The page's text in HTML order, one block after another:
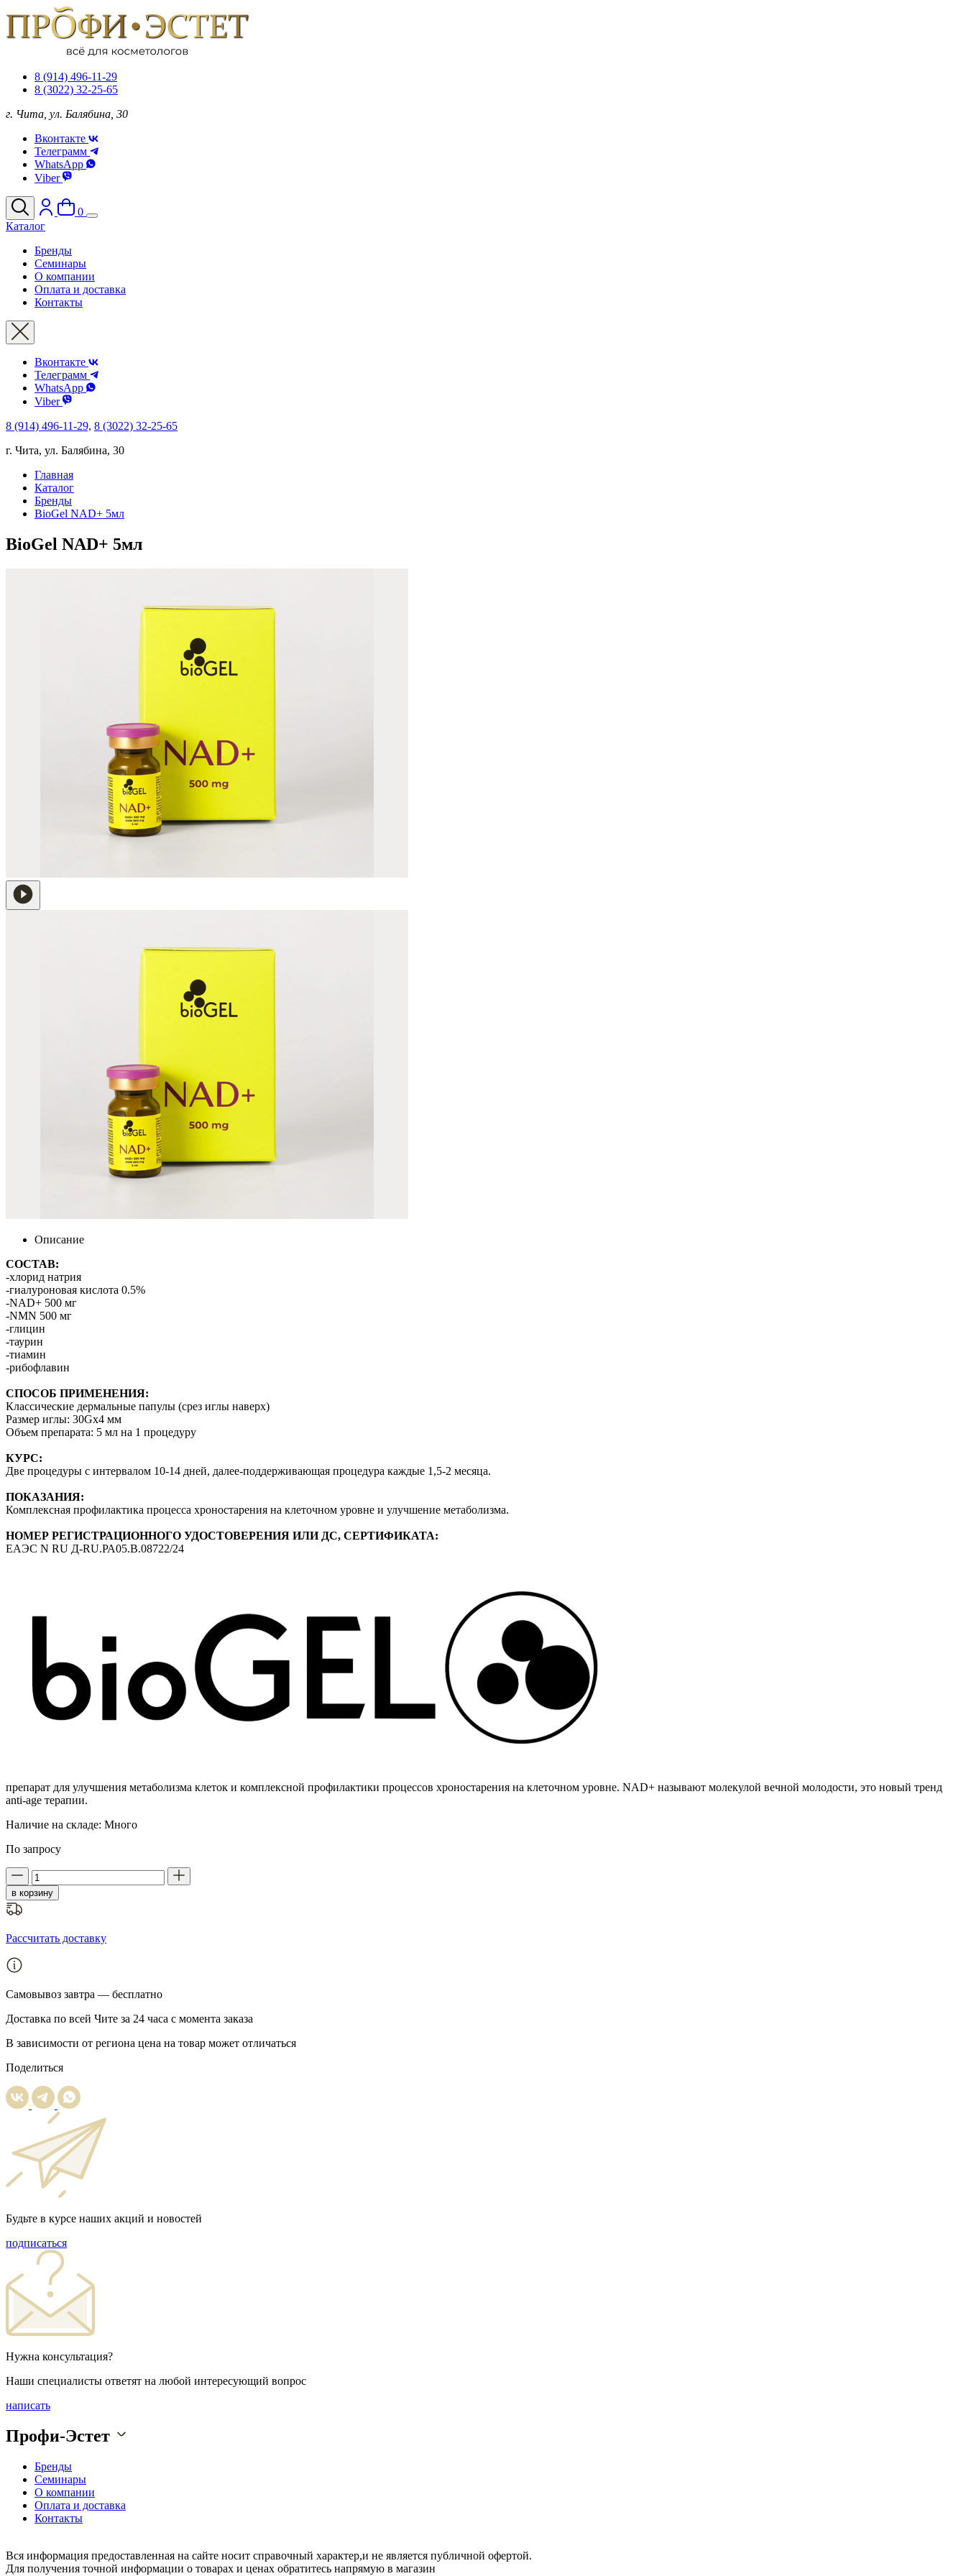
8 (914) 496-11-29
8 (3022) 32-25-65
г. Чита, ул. Балябина, 30
Вконтакте
Телеграмм
WhatsApp
Viber
0
Каталог
Бренды
Семинары
О компании
Оплата и доставка
Контакты
Вконтакте
Телеграмм
WhatsApp
Viber
8 (914) 496-11-29, 8 (3022) 32-25-65
г. Чита, ул. Балябина, 30
Главная
Каталог
Бренды
BioGel NAD+ 5мл
BioGel NAD+ 5мл
Описание
СОСТАВ:
-хлорид натрия
-гиалуроновая кислота 0.5%
-NAD+ 500 мг
-NMN 500 мг
-глицин
-таурин
-тиамин
-рибофлавин
СПОСОБ ПРИМЕНЕНИЯ:
Классические дермальные папулы (срез иглы наверх)
Размер иглы: 30Gx4 мм
Объем препарата: 5 мл на 1 процедуру
КУРС:
Две процедуры с интервалом 10-14 дней, далее-поддерживающая процедура каждые 1,5-2 месяца.
ПОКАЗАНИЯ:
Комплексная профилактика процесса хроностарения на клеточном уровне и улучшение метаболизма.
НОМЕР РЕГИСТРАЦИОННОГО УДОСТОВЕРЕНИЯ ИЛИ ДС, СЕРТИФИКАТА:
ЕАЭС N RU Д-RU.РА05.В.08722/24
препарат для улучшения метаболизма клеток и комплексной профилактики процессов хроностарения на клеточном уровне. NAD+ называют молекулой вечной молодости, это новый тренд
anti-age терапии.
Наличие на складе: Много
По запросу
в корзину
Рассчитать доставку
Самовывоз завтра — бесплатно
Доставка по всей Чите за 24 часа с момента заказа
В зависимости от региона цена на товар может отличаться
Поделиться
Будьте в курсе наших акций и новостей
подписаться
Нужна консультация?
Наши специалисты ответят на любой интересующий вопрос
написать
Профи-Эстет
Бренды
Семинары
О компании
Оплата и доставка
Контакты
Вся информация предоставленная на сайте носит справочный характер,и не является публичной офертой.
Для получения точной информации о товарах и ценах обратитесь напрямую в магазин